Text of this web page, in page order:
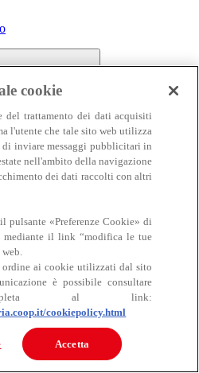
Carne
cookie
del trattamento dei dati acquisiti
l'utente che tale sito web utilizza
inviare messaggi pubblicitari in
nell'ambito della navigazione
dei dati raccolti con altri
pulsante «Preferenze Cookie» di
mediante il link “modifica le tue
ai cookie utilizzati dal sito
è possibile consultare
al link:
cookiepolicy.html
Accetta